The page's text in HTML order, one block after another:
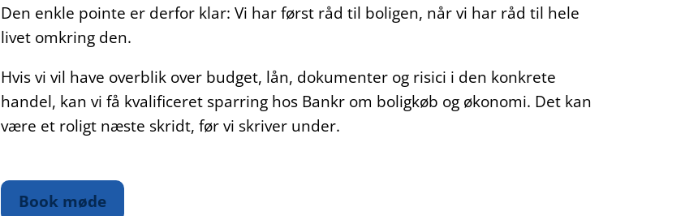
Den enkle pointe er derfor klar: Vi har først råd til boligen, når vi har råd til hele
livet omkring den.
Hvis vi vil have overblik over budget, lån, dokumenter og risici i den konkrete
handel, kan vi få kvalificeret sparring hos Bankr om boligkøb og økonomi. Det kan
være et roligt næste skridt, før vi skriver under.
Book møde